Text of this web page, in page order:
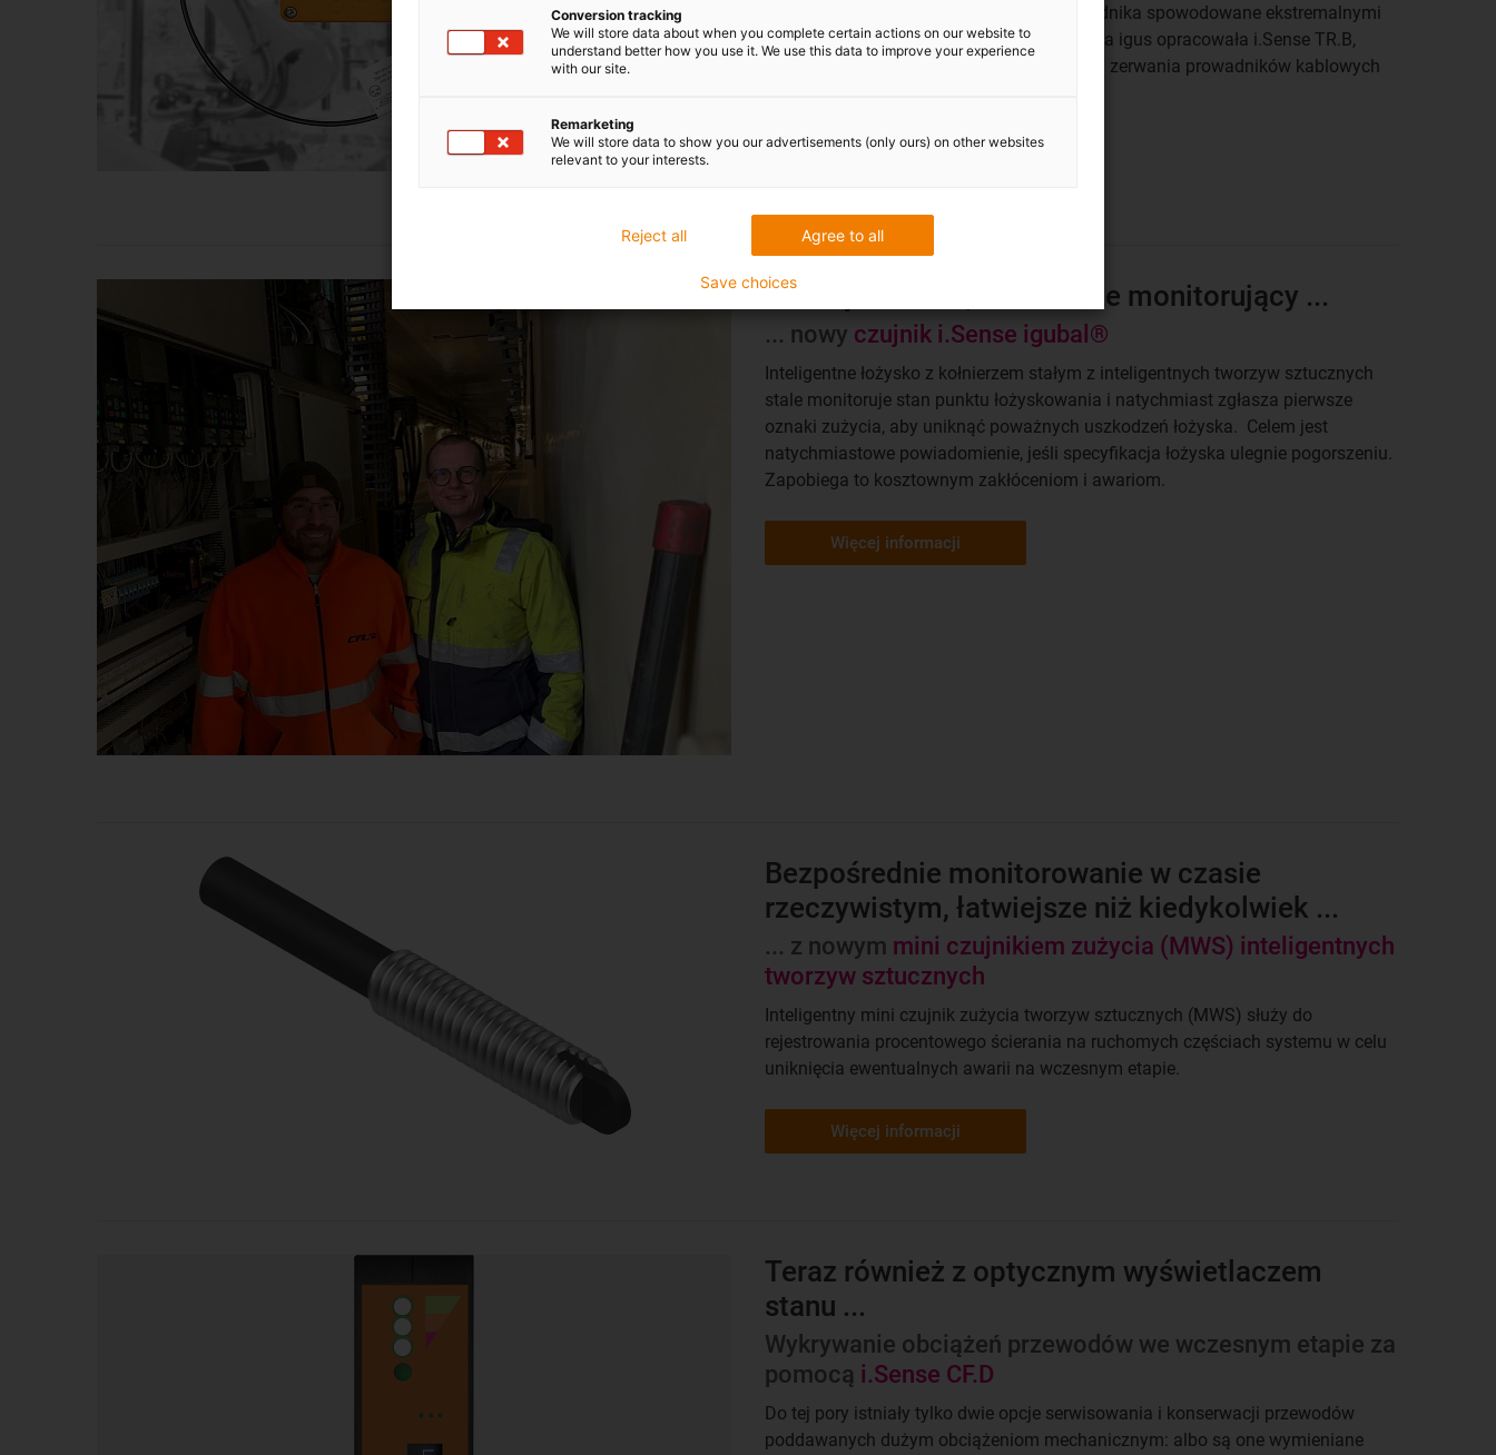
czasie wykryć potencjalne zerwania prowadnika spowodowane ekstremalnymi
obciążeniami i uniknąć awarii maszyn, firma igus opracowała i.Sense TR.B,
pierwszy na świecie system monitorowania zerwania prowadników kablowych
Więcej informacji
Niezwykle lekki, ale zawsze monitorujący ...
... nowy czujnik i.Sense igubal®
Inteligentne łożysko z kołnierzem stałym z inteligentnych tworzyw sztucznych
stale monitoruje stan punktu łożyskowania i natychmiast zgłasza pierwsze
oznaki zużycia, aby uniknąć poważnych uszkodzeń łożyska. Celem jest
natychmiastowe powiadomienie, jeśli specyfikacja łożyska ulegnie pogorszeniu.
Zapobiega to kosztownym zakłóceniom i awariom.
Więcej informacji
Bezpośrednie monitorowanie w czasie
rzeczywistym, łatwiejsze niż kiedykolwiek ...
... z nowym mini czujnikiem zużycia (MWS) inteligentnych
tworzyw sztucznych
Inteligentny mini czujnik zużycia tworzyw sztucznych (MWS) służy do
rejestrowania procentowego ścierania na ruchomych częściach systemu w celu
uniknięcia ewentualnych awarii na wczesnym etapie.
Więcej informacji
Teraz również z optycznym wyświetlaczem
stanu ...
Wykrywanie obciążeń przewodów we wczesnym etapie za
pomocą i.Sense CF.D
Do tej pory istniały tylko dwie opcje serwisowania i konserwacji przewodów
poddawanych dużym obciążeniom mechanicznym: albo są one wymieniane
Conversion tracking
We will store data about when you complete certain actions on our website to
understand better how you use it. We use this data to improve your experience
with our site.
Remarketing
We will store data to show you our advertisements (only ours) on other websites
relevant to your interests.
Agree to all
Reject all
Save choices